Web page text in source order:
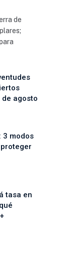
de
agosto
3 modos
tasa en